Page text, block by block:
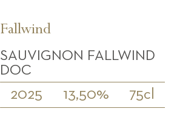
Fallwind
SAUVIGNON FALLWIND
DOC
2025 13,50% 75cl